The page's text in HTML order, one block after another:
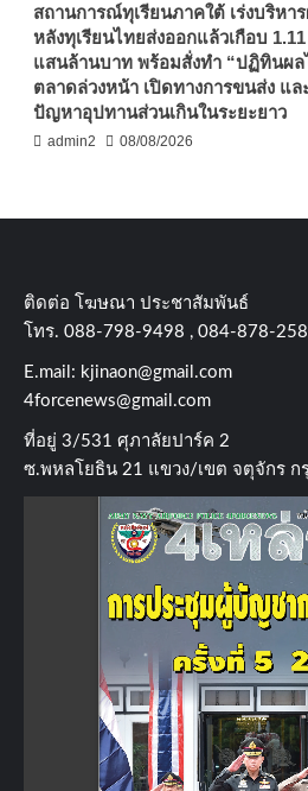
สถานการณ์ทุเรียนภาคใต้ เร่งบริหา
หลังทุเรียนไทยส่งออกแล้วเกือบ
แสนล้านบาท พร้อมสั่งทำ “ปฏิทินผล
ตลาดล่วงหน้า เปิดทางการขนส่ง แ
ปัญหาอุปทานส่วนเกินในระยะยาว
admin2 08/08/2026
ติดต่อ​ โฆษณา​ ประชาสัมพันธ์
โทร​. 088-798-9498 , 084-878-
E.mail: kjinaon@gmail.com
4forcenews@gmail.com
ที่อยู่​ 3/531​ ศุภาลัยปาร์ค​ 2
ซ.พหลโยธิน​ 21​ แขวง/เขต​ จตุจักร​ ก